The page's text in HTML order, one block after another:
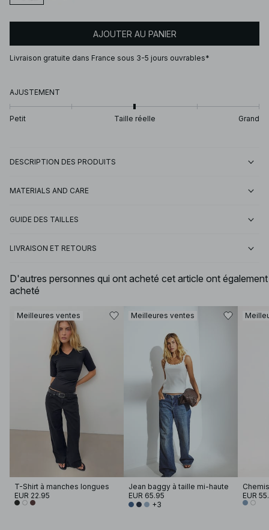
AJOUTER AU PANIER
Livraison gratuite dans France sous 3-5 jours ouvrables*
AJUSTEMENT
Petit Taille réelle Grand
DESCRIPTION DES PRODUITS
MATERIALS AND CARE
GUIDE DES TAILLES
LIVRAISON ET RETOURS
D'autres personnes qui ont acheté cet article ont également
acheté
Meilleures ventes
T-Shirt à manches longues
EUR 22.95
Meilleures ventes
Jean baggy à taille mi-haute
EUR 65.95
+3
EUR